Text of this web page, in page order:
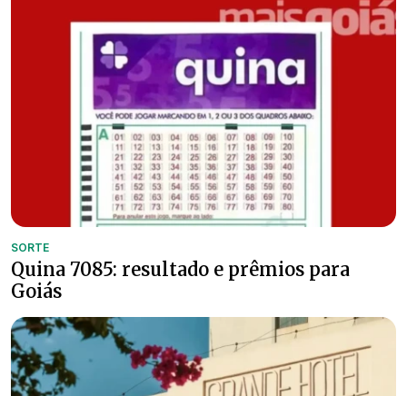
SORTE
Quina 7085: resultado e prêmios para
Goiás